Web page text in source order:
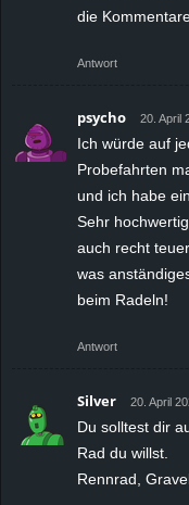
die
Antwort
psycho 20. April
Ich würde auf
Probefahrten
und ich habe
Sehr
auch recht
was
beim Radeln!
Antwort
Silver 20. April
Du solltest dir
Rad du willst.
Rennrad,